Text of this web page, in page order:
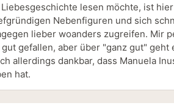
lesen möchte, ist
Nebenfiguren und sich
lieber woanders zugreifen. Mir
gefallen, aber über "ganz gut" geht
allerdings dankbar, dass Manuela
hat.